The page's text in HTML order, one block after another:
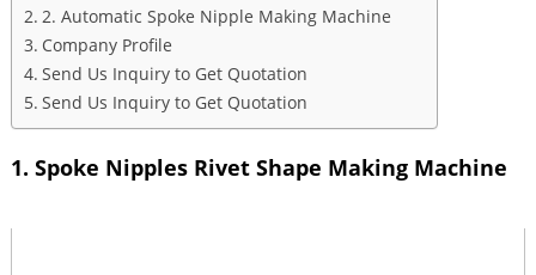
2. Automatic Spoke Nipple Making Machine
Company Profile
Send Us Inquiry to Get Quotation
Send Us Inquiry to Get Quotation
1. Spoke Nipples Rivet Shape Making Machine